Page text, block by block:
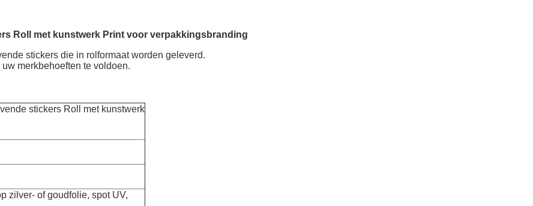
Roll met kunstwerk Print voor verpakkingsbranding
stickers die in rolformaat worden geleverd.
merkbehoeften te voldoen.
stickers Roll met kunstwerk
zilver- of goudfolie, spot UV,